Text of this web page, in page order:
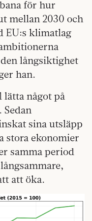
för hur
mellan 2030 och
EU:s klimatlag
långsiktighet
han.
något på
sina utsläpp
stora ekonomier
samma period
att öka.